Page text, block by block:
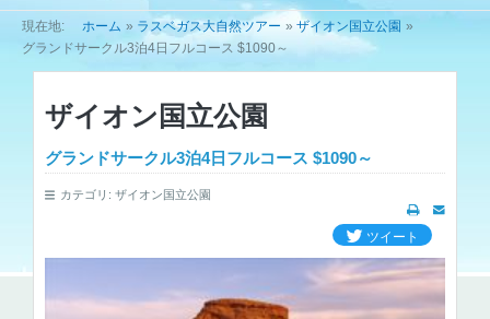
キ
ホーム ラスベガス大自然ツアー
ザイオン国立公園
グランドサークル3泊4日フルコース $1090～
ザイオン国立公園
グランドサークル3泊4日フルコース $1090～
カテゴリ: ザイオン国立公園
ツイート